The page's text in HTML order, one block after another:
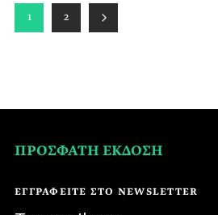
1 2
ΠΡΟΣΦΑΤΗ ΕΚΔΟΣΗ
ΕΓΓΡΑΦΕΙΤΕ ΣΤΟ NEWSLETTER